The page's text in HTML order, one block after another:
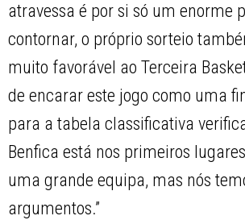
atravessa é por si só um enorme
contornar, o próprio sorteio
muito favorável ao Terceira
de encarar este jogo como uma
para a tabela classificativa
Benfica está nos primeiros
uma grande equipa, mas nós
argumentos.”